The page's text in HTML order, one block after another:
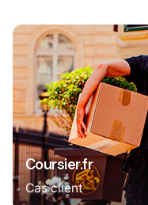
Coursier.fr
Cas client